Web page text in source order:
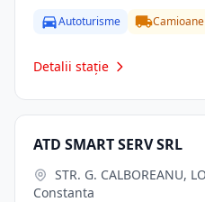
Autoturisme Camioane
Detalii stație
ATD SMART SERV SRL
Constanta